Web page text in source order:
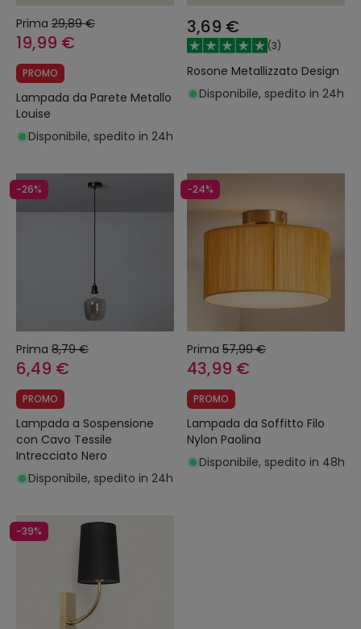
Prima 29,89 €
19,99 €
PROMO
Lampada da Parete Metallo
Louise
Disponibile, spedito in 24h
3,69 €
(3)
Rosone Metallizzato Design
Disponibile, spedito in 24h
-26%
Prima 8,79 €
6,49 €
PROMO
Lampada a Sospensione
con Cavo Tessile
Intrecciato Nero
Disponibile, spedito in 24h
-24%
Prima 57,99 €
43,99 €
PROMO
Lampada da Soffitto Filo
Nylon Paolina
Disponibile, spedito in 48h
-39%